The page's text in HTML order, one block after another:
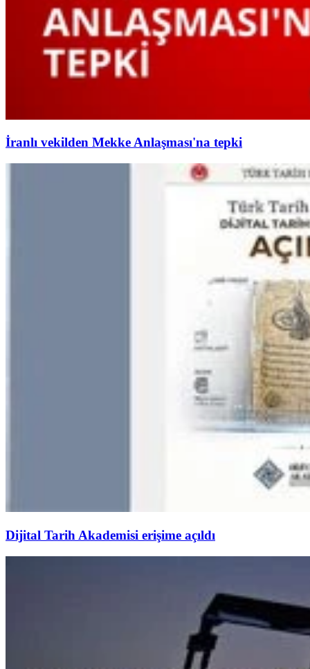
İranlı vekilden Mekke Anlaşması'na tepki
Dijital Tarih Akademisi erişime açıldı